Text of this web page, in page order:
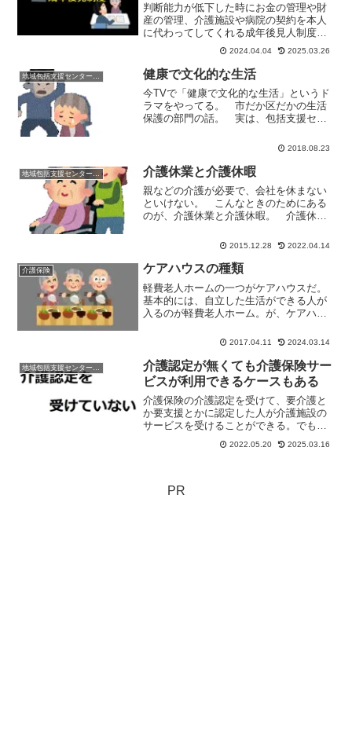
判断能力が低下した時にお金の管理や財
産の管理、介護施設や病院の契約を本人
に代わってしてくれる成年後見人制度の
後見人。彼らはボランティアではないの
で、報酬はちゃんと受け取る。では、成
年後見人の報酬っていくら位？誰が成年
後見人の報酬を払うのか？
2024.04.04 2025.03.26
地域包括支援センターの日常 健康で文化的な生活
今TVで「健康で文化的な生活」というド
ラマをやってる。 市だか区だかの生活
保護の部門の話。 実は、包括支援セン
署とは付き合いがある。 何しろ「お金
も受け付けてるからね。...
2018.08.23
介護休業と介護休暇
親などの介護が必要で、会社を休まない
といけない。 こんなときのためにある
のが、介護休業と介護休暇。 介護休業
は？介護休業とは「要介護状態にある対
きる休業。平成11年4月...
2015.12.28 2022.04.14
介護保険 ケアハウスの種類
軽費老人ホームの一つがケアハウスだ。
基本的には、自立した生活ができる人が
入るのが軽費老人ホーム。が、ケアハウ
きる場合がある。逆に、介護が必要でな
2017.04.11 2024.03.14
地域包括支援センターの日常
介護認定が無くても介護保険サー
ビスが利用できるケースもある
介護保険の介護認定を受けて、要介護と
か要支援とかに認定した人が介護施設の
サービスを受けることができる。でも、
場合によっては、介護認定を受けていな
い人でも介護施設のショートスティを利
2022.05.20 2025.03.16
PR